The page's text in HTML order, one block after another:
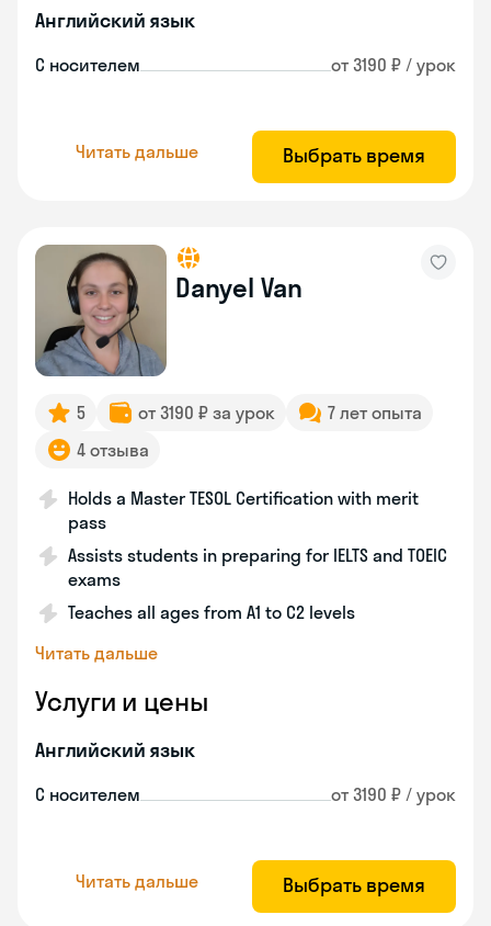
Английский язык
С носителем от 3190 ₽ / урок
Читать дальше Выбрать время
Danyel Van
5 от 3190 ₽ за урок
7 лет опыта
4 отзыва
Holds a Master TESOL Certification with merit
pass
Assists students in preparing for IELTS and TOEIC
exams
Teaches all ages from A1 to C2 levels
Читать дальше
Услуги и цены
Английский язык
С носителем от 3190 ₽ / урок
Читать дальше Выбрать время